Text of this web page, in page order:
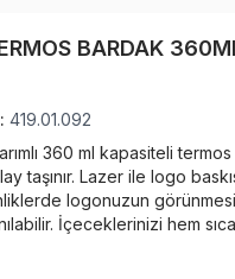
BARDAK
419.01.092
360 ml kapasiteli termos
taşınır. Lazer ile logo
logonuzun
İçeceklerinizi hem